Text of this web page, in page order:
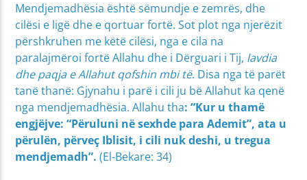
Mendjemadhësia është sëmundje e zemrës, dhe
cilësi e ligë dhe e qortuar fortë. Sot plot nga njerëzit
përshkruhen me këtë cilësi, nga e cila na
paralajmëroi fortë Allahu dhe i Dërguari i Tij, lavdia
dhe paqja e Allahut qofshin mbi të. Disa nga të parët
tanë thanë: Gjynahu i parë i cili ju bë Allahut ka qenë
nga mendjemadhësia. Allahu tha: “Kur u thamë
engjëjve: “Përuluni në sexhde para Ademit”, ata u
përulën, përveç Iblisit, i cili nuk deshi, u tregua
mendjemadh”. (El-Bekare: 34)